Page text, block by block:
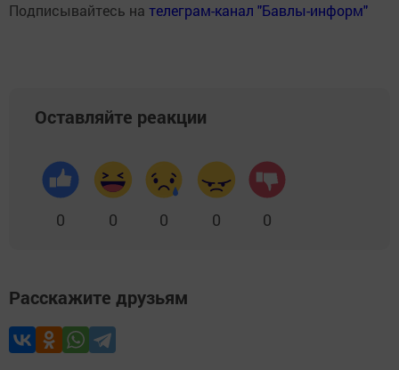
Подписывайтесь на телеграм-канал "Бавлы-информ"
Оставляйте реакции
0 0 0 0 0
Расскажите друзьям